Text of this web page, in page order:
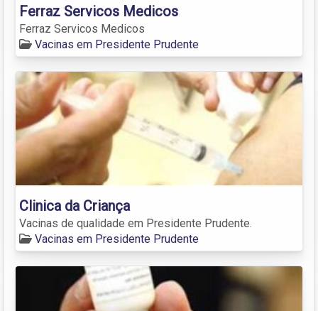
Ferraz Servicos Medicos
Ferraz Servicos Medicos
Vacinas em Presidente Prudente
Clinica da Criança
Vacinas de qualidade em Presidente Prudente.
Vacinas em Presidente Prudente